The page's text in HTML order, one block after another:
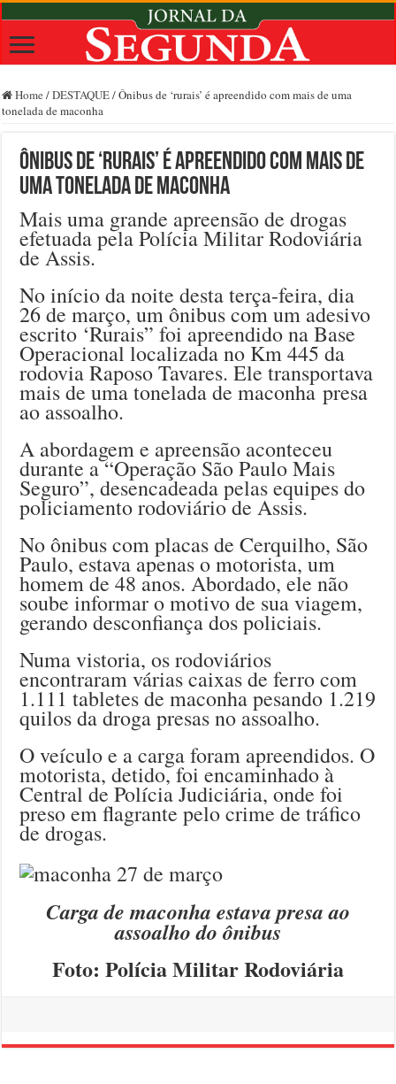
Home /DESTAQUE/Ônibus de ‘rurais’ é apreendido com mais de uma
tonelada de maconha
Ônibus de ‘rurais’ é apreendido com mais de
uma tonelada de maconha
Mais uma grande apreensão de drogas
efetuada pela Polícia Militar Rodoviária
de Assis.
No início da noite desta terça-feira, dia
26 de março, um ônibus com um adesivo
escrito ‘Rurais” foi apreendido na Base
Operacional localizada no Km 445 da
rodovia Raposo Tavares. Ele transportava
mais de uma tonelada de maconha presa
ao assoalho.
A abordagem e apreensão aconteceu
durante a “Operação São Paulo Mais
Seguro”, desencadeada pelas equipes do
policiamento rodoviário de Assis.
No ônibus com placas de Cerquilho, São
Paulo, estava apenas o motorista, um
homem de 48 anos. Abordado, ele não
soube informar o motivo de sua viagem,
gerando desconfiança dos policiais.
Numa vistoria, os rodoviários
encontraram várias caixas de ferro com
1.111 tabletes de maconha pesando 1.219
quilos da droga presas no assoalho.
O veículo e a carga foram apreendidos. O
motorista, detido, foi encaminhado à
Central de Polícia Judiciária, onde foi
preso em flagrante pelo crime de tráfico
de drogas.
Carga de maconha estava presa ao
assoalho do ônibus
Foto: Polícia Militar Rodoviária